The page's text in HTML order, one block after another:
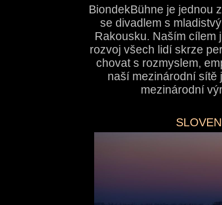
BiondekBühne je jednou
se divadlem s
Rakousku. Naším cílem
rozvoj všech lidí skrze
chovat s rozmyslem,
naší mezinárodní sítě
mezinárodní